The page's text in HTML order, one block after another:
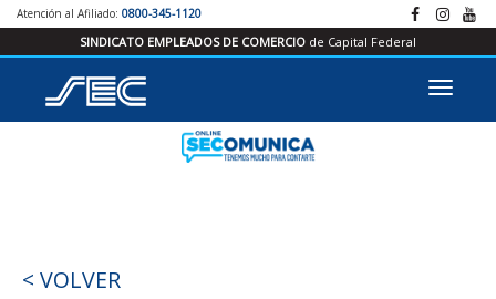
Atención al Afiliado: 0800-345-1120
SINDICATO EMPLEADOS DE COMERCIO de Capital Federal
< VOLVER